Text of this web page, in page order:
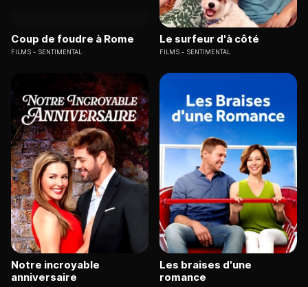
Coup de foudre à Rome
FILMS SENTIMENTAL
Le surfeur d'à côté
FILMS SENTIMENTAL
Notre incroyable
anniversaire
Les braises d'une
romance